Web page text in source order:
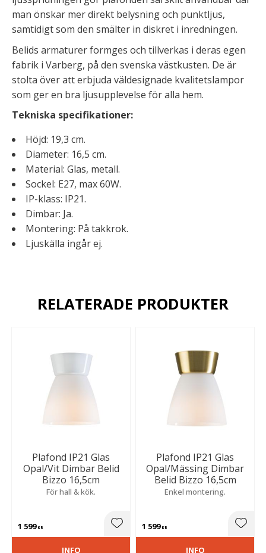
man önskar mer direkt belysning och punktljus,
samtidigt som den smälter in diskret i inredningen.
Belids armaturer formges och tillverkas i deras egen
fabrik i Varberg, på den svenska västkusten. De är
stolta över att erbjuda väldesignade kvalitetslampor
som ger en bra ljusupplevelse för alla hem.
Tekniska specifikationer:
Höjd: 19,3 cm.
Diameter: 16,5 cm.
Material: Glas, metall.
Sockel: E27, max 60W.
IP-klass: IP21.
Dimbar: Ja.
Montering: På takkrok.
Ljuskälla ingår ej.
RELATERADE PRODUKTER
Plafond IP21 Glas
Opal/Vit Dimbar Belid
Bizzo 16,5cm
För hall & kök.
1 599KR Lägg till i favoriter
INFO
Plafond IP21 Glas
Opal/Mässing Dimbar
Belid Bizzo 16,5cm
Enkel montering.
1 599KR
INFO